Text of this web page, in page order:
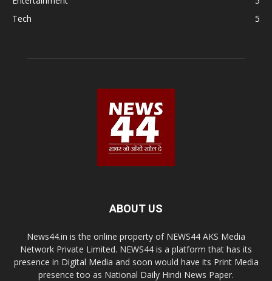
Tech
5
ABOUT US
News44.in is the online property of NEWS44 AKS Media
Network Private Limited. NEWS44 is a platform that has its
presence in Digital Media and soon would have its Print Media
presence too as National Daily Hindi News Paper.